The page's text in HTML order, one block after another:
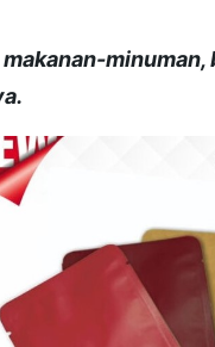
minuman,